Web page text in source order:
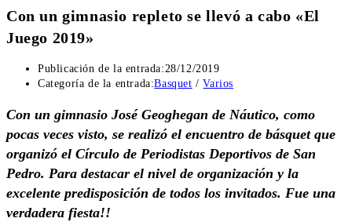
Con un gimnasio repleto se llevó a cabo «El
Juego 2019»
Publicación de la entrada:28/12/2019
Categoría de la entrada:Basquet / Varios
Con un gimnasio José Geoghegan de Náutico, como
pocas veces visto, se realizó el encuentro de básquet que
organizó el Círculo de Periodistas Deportivos de San
Pedro. Para destacar el nivel de organización y la
excelente predisposición de todos los invitados. Fue una
verdadera fiesta!!